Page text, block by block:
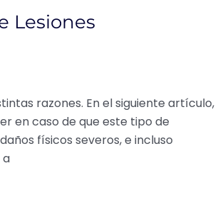
Lesiones
razones. En el siguiente artículo,
en caso de que este tipo de
físicos severos, e incluso
a